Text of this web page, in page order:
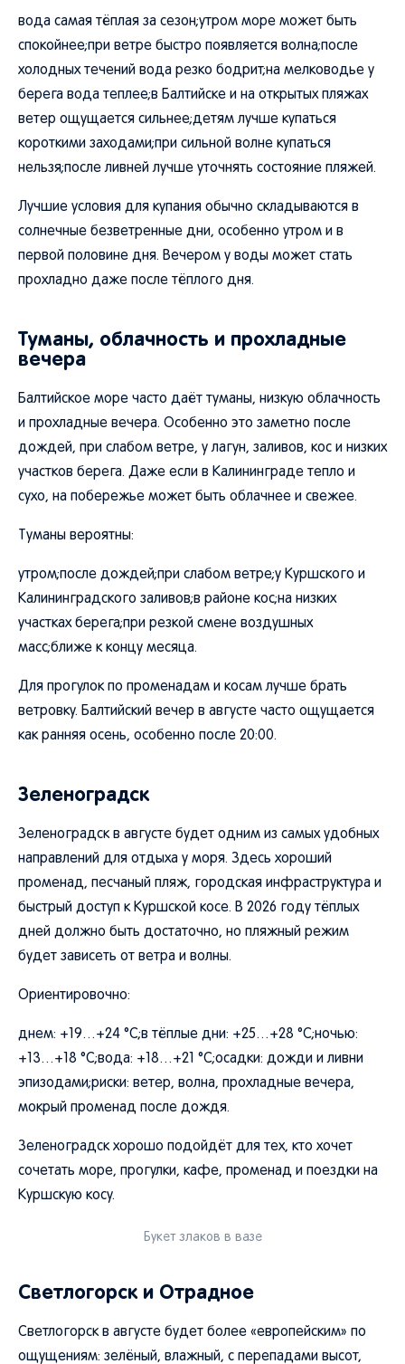
вода самая тёплая за сезон;утром море может быть
спокойнее;при ветре быстро появляется волна;после
холодных течений вода резко бодрит;на мелководье у
берега вода теплее;в Балтийске и на открытых пляжах
ветер ощущается сильнее;детям лучше купаться
короткими заходами;при сильной волне купаться
нельзя;после ливней лучше уточнять состояние пляжей.
Лучшие условия для купания обычно складываются в
солнечные безветренные дни, особенно утром и в
первой половине дня. Вечером у воды может стать
прохладно даже после тёплого дня.
Туманы, облачность и прохладные
вечера
Балтийское море часто даёт туманы, низкую облачность
и прохладные вечера. Особенно это заметно после
дождей, при слабом ветре, у лагун, заливов, кос и низких
участков берега. Даже если в Калининграде тепло и
сухо, на побережье может быть облачнее и свежее.
Туманы вероятны:
утром;после дождей;при слабом ветре;у Куршского и
Калининградского заливов;в районе кос;на низких
участках берега;при резкой смене воздушных
масс;ближе к концу месяца.
Для прогулок по променадам и косам лучше брать
ветровку. Балтийский вечер в августе часто ощущается
как ранняя осень, особенно после 20:00.
Зеленоградск
Зеленоградск в августе будет одним из самых удобных
направлений для отдыха у моря. Здесь хороший
променад, песчаный пляж, городская инфраструктура и
быстрый доступ к Куршской косе. В 2026 году тёплых
дней должно быть достаточно, но пляжный режим
будет зависеть от ветра и волны.
Ориентировочно:
днем: +19…+24 °C;в тёплые дни: +25…+28 °C;ночью:
+13…+18 °C;вода: +18…+21 °C;осадки: дожди и ливни
эпизодами;риски: ветер, волна, прохладные вечера,
мокрый променад после дождя.
Зеленоградск хорошо подойдёт для тех, кто хочет
сочетать море, прогулки, кафе, променад и поездки на
Куршскую косу.
Букет злаков в вазе
Светлогорск и Отрадное
Светлогорск в августе будет более «европейским» по
ощущениям: зелёный, влажный, с перепадами высот,